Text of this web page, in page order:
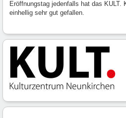
Eröffnungstag jedenfalls hat das KULT.
einhellig sehr gut gefallen.